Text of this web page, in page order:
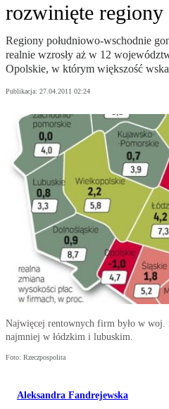
rozwinięte regiony
Regiony południowo-wschodnie
realnie wzrosły aż w 12
Opolskie, w którym większość
Publikacja: 27.04.2011 02:24
Najwięcej rentownych firm było w woj.
najmniej w łódzkim i lubuskim.
Foto: Rzeczpospolita
Aleksandra Fandrejewska